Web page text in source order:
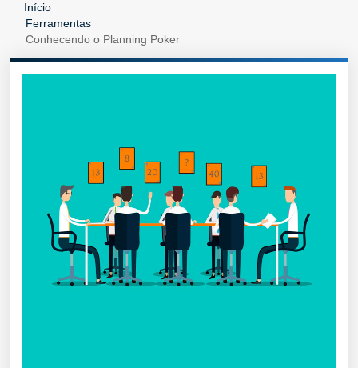
Início
Ferramentas
Conhecendo o Planning Poker